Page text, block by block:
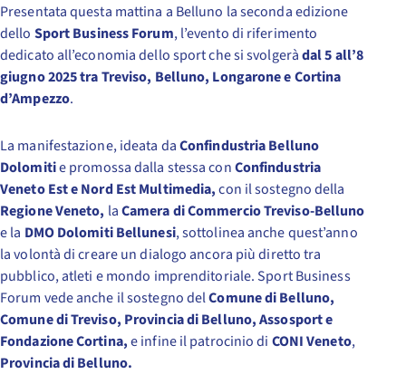
Presentata questa mattina a Belluno la seconda edizione
dello Sport Business Forum, l’evento di riferimento
dedicato all’economia dello sport che si svolgeràdal 5 all’8
giugno 2025 tra Treviso, Belluno, Longarone e Cortina
d’Ampezzo.
La manifestazione, ideata daConfindustria Belluno
Dolomitie promossa dalla stessa conConfindustria
Veneto Est e Nord Est Multimedia,con il sostegno della
Regione Veneto, laCamera di Commercio Treviso-Belluno
e la DMO Dolomiti Bellunesi, sottolinea anche quest’anno
la volontà di creare un dialogo ancora più diretto tra
pubblico, atleti e mondo imprenditoriale. Sport Business
Forum vede anche il sostegno delComune di Belluno,
Comune di Treviso, Provincia di Belluno, Assosport e
Fondazione Cortina,e infine il patrocinio di CONI Veneto,
Provincia di Belluno.